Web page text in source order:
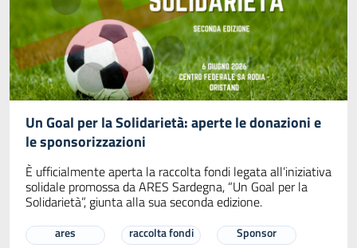
Un Goal per la Solidarietà: aperte le donazioni e
le sponsorizzazioni
È ufficialmente aperta la raccolta fondi legata all’iniziativa
solidale promossa da ARES Sardegna, “Un Goal per la
Solidarietà”, giunta alla sua seconda edizione.
ares raccolta fondi
Sponsor